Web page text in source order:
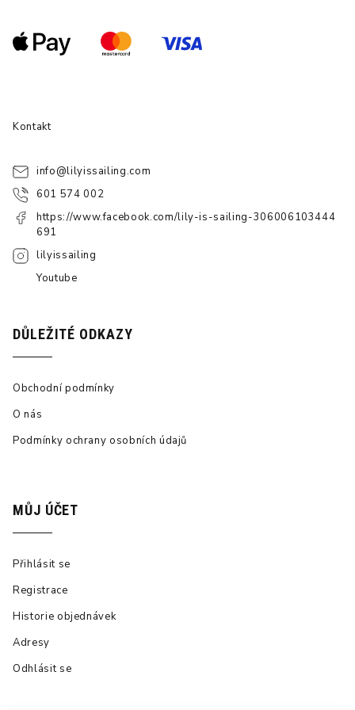
Kontakt
info@lilyissailing.com
601 574 002
https://www.facebook.com/lily-is-sailing-306006103444
691
lilyissailing
Youtube
DŮLEŽITÉ ODKAZY
Obchodní podmínky
O nás
Podmínky ochrany osobních údajů
MŮJ ÚČET
Přihlásit se
Registrace
Historie objednávek
Adresy
Odhlásit se